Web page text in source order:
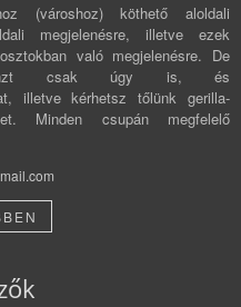
(városhoz) köthető aloldali
megjelenésre, illetve ezek
való megjelenésre. De
pénzt csak úgy is, és
illetve kérhetsz tőlünk gerilla-
Minden csupán megfelelő